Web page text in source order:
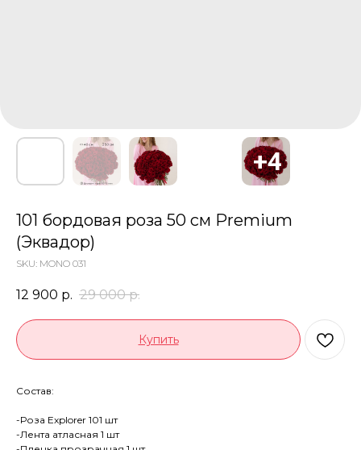
101 бордовая роза 50 см Premium
(Эквадор)
SKU: MONO 031
12 900 р. 29 000 р.
Купить
Состав:
-Роза Explorer 101 шт
-Лента атласная 1 шт